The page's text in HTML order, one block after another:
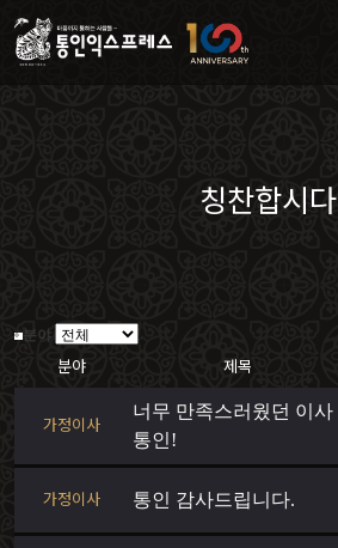
칭찬합시다
분야
분야 제목
가정이사
너무 만족스러웠던 이사
통인!
가정이사 통인 감사드립니다.